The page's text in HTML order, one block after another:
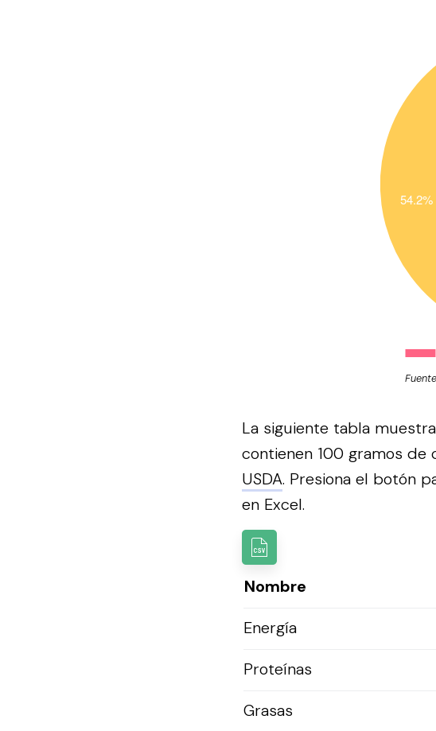
La siguiente tabla
contienen 100 gramos
USDA. Presiona el botón
en Excel.
Nombre
Energía
Proteínas
Grasas